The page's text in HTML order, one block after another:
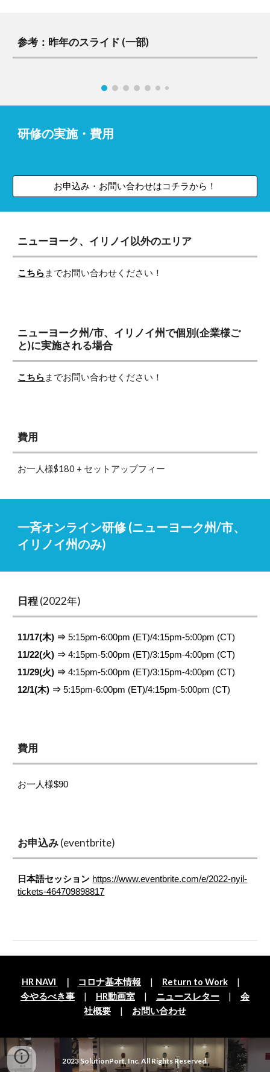
参考：昨年のスライド (一部)
研修の実施・費用
お申込み・お問い合わせはコチラから！
ニューヨーク、イリノイ以外のエリア
こちら までお問い合わせください！
ニューヨーク州/市、イリノイ州で個別(企業様ご
と)に実施される場合
こちら までお問い合わせください！
費用
お一人様$180 + セットアップフィー
一斉オンライン研修 (ニューヨーク州/市、
イリノイ州のみ)
日程 (2022年)
11/17(木) ⇒ 5:15pm-6:00pm (ET)/4:15pm-5:00pm (CT)
11/22(火) ⇒ 4:15pm-5:00pm (ET)/3:15pm-4:00pm (CT)
11/29(火) ⇒ 4:15pm-5:00pm (ET)/3:15pm-4:00pm (CT)
12/1(木) ⇒ 5:15pm-6:00pm (ET)/4:15pm-5:00pm (CT)
費用
お一人様$90
お申込み (eventbrite)
日本語セッション https://www.eventbrite.com/e/2022-nyil-
tickets-464709898817
HR NAVI
   ｜
コロナ基本情報 | Return to Work |
今やるべき事 | HR動画室 | ニュースレター | 会
社概要 | お問い合わせ
2023 SolutionPort, Inc. All Rights Reserved.